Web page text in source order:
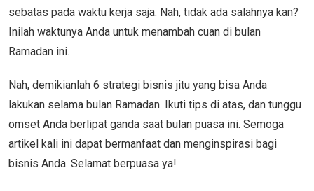
sebatas pada waktu kerja saja. Nah, tidak ada salahnya kan?
Inilah waktunya Anda untuk menambah cuan di bulan
Ramadan ini.
Nah, demikianlah 6 strategi bisnis jitu yang bisa Anda
lakukan selama bulan Ramadan. Ikuti tips di atas, dan tunggu
omset Anda berlipat ganda saat bulan puasa ini. Semoga
artikel kali ini dapat bermanfaat dan menginspirasi bagi
bisnis Anda. Selamat berpuasa ya!